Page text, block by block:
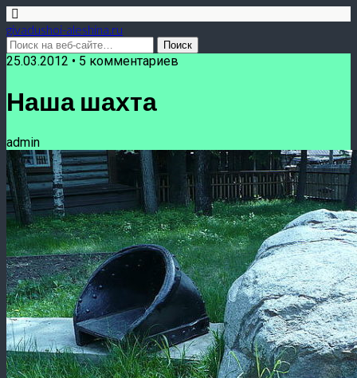
givadushoi-aleshina.ru
25.03.2012 • 5 комментариев
Наша шахта
admin